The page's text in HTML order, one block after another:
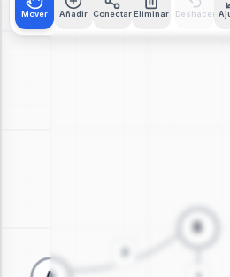
Mover Añadir ConectarEliminar Deshacer
Ajustar a
Cambiar a